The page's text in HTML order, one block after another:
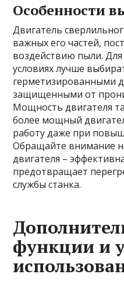
Особенности
Двигатель
важных его частей,
воздействию пыли.
условиях лучше
герметизированными
защищенными от
Мощность двигателя
более мощный
работу даже при
Обращайте внимание
двигателя –
предотвращает
службы станка.
функции и